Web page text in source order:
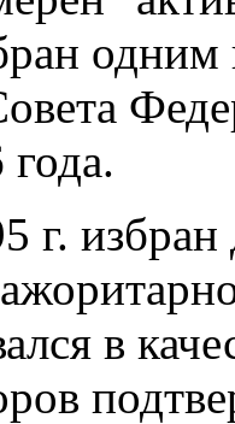
одним
г.
в